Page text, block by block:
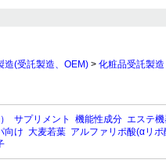
造(受託製造、OEM) > 化粧品受託製
サプリメント 機能性成分 エステ
向け 大麦若葉 アルファリポ酸(αリポ